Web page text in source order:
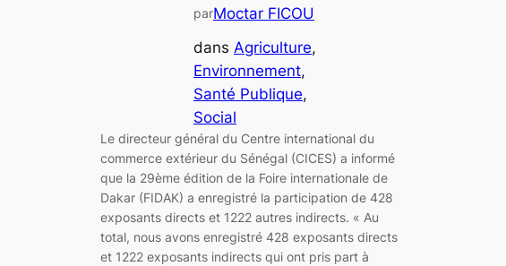
parMoctar FICOU
dans Agriculture
Environnement
Santé Publique
Social
Le directeur général du Centre international du
commerce extérieur du Sénégal (CICES) a informé
que la 29ème édition de la Foire internationale de
Dakar (FIDAK) a enregistré la participation de 428
exposants directs et 1222 autres indirects. « Au
total, nous avons enregistré 428 exposants directs
et 1222 exposants indirects qui ont pris part à